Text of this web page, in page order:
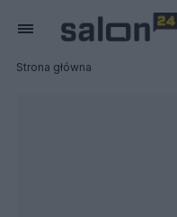
Strona główna